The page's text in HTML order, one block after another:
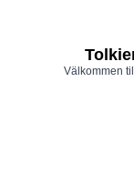
Välkommen